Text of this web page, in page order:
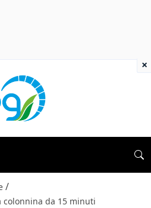
/
da 15 minuti
×